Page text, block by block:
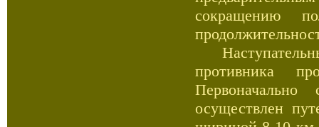
сокращению
противника
осуществлен